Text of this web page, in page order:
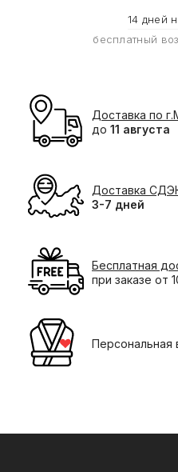
14 дней
бесплатный
Доставка по
до 11 августа
Доставка
3-7 дней
Бесплатная
при заказе от
Персональная